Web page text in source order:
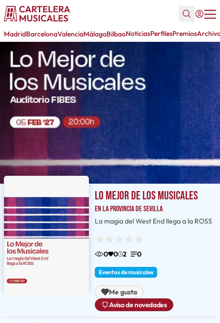
MadridBarcelonaValenciaMálagaBilbaoNoticiasPerfilesPremios
Lo mejor de los musicales
en la provincia de Sevilla
La magia del West End llega a la ROSS
0 0 2 0
Eventos de musicales
Me gusta
Aviso de novedades